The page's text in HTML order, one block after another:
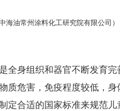
油常州涂料化工研究院有限公司）
全身组织和器官不断发育
质危害，免疫程度较低，
定合适的国家标准来规范